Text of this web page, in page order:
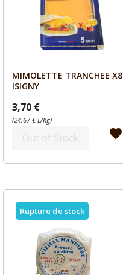
 Aperçu
MIMOLETTE TRANCHEE X8
ISIGNY
3,70 €
(24,67 € L/Kg)
Out of Stock favorite
Rupture de stock